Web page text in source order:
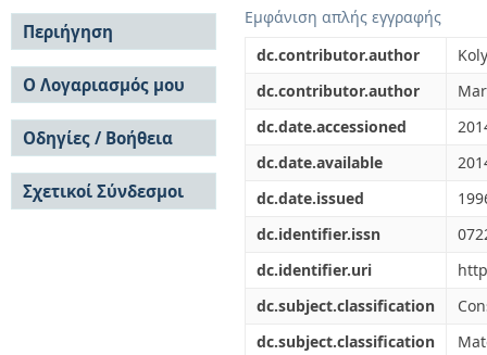
Εμφάνιση απλής εγγραφής
dc.contributor.author
dc.contributor.author
dc.date.accessioned
dc.date.available
dc.date.issued
dc.identifier.issn
dc.identifier.uri
dc.subject.classification
dc.subject.classification
Περιήγηση
Σε όλο το DSpace
Κοινότητες & Συλλογές
Ανά Ημερομηνία
Έκδοσης
Συγγραφείς
Τίτλοι
Θέματα
Ο Λογαριασμός μου
Σύνδεση
Εγγραφή
Οδηγίες / Βοήθεια
Οδηγίες Υποβολής
Οδηγίες Χρήσης ΙΑ
Συχνές Ερωτήσεις
Σχετικοί Σύνδεσμοι